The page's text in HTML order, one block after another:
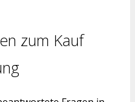
zum Kauf